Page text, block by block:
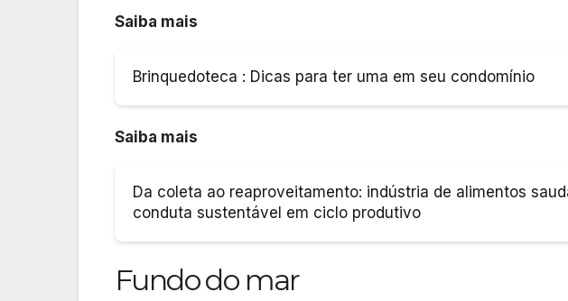
Saiba mais
Brinquedoteca : Dicas para ter uma em seu condomínio
Saiba mais
Da coleta ao reaproveitamento: indústria de alimentos
conduta sustentável em ciclo produtivo
Fundo do mar